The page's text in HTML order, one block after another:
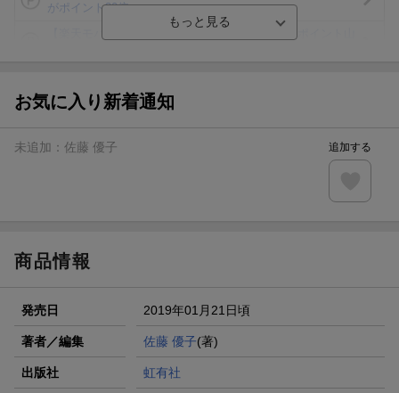
がポイント20倍
ト山分け
エントリー＆3,000円以上購入で無料データSIM（3GB/月プ
楽天モバイル紹介キャンペーンの拡散で300円OFFクーポン
お気に入り新着通知
未追加： 佐藤 優子 追加する
商品情報
発売日 2019年01月21日頃
著者／編集 佐藤 優子(著)
出版社 虹有社